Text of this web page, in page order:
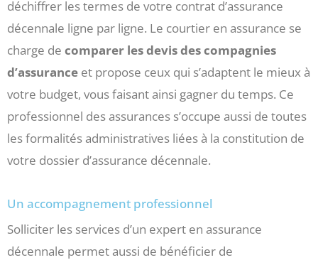
déchiffrer les termes de votre contrat d’assurance
décennale ligne par ligne. Le courtier en assurance se
charge de comparer les devis des compagnies
d’assurance et propose ceux qui s’adaptent le mieux à
votre budget, vous faisant ainsi gagner du temps. Ce
professionnel des assurances s’occupe aussi de toutes
les formalités administratives liées à la constitution de
votre dossier d’assurance décennale.
Un accompagnement professionnel
Solliciter les services d’un expert en assurance
décennale permet aussi de bénéficier de